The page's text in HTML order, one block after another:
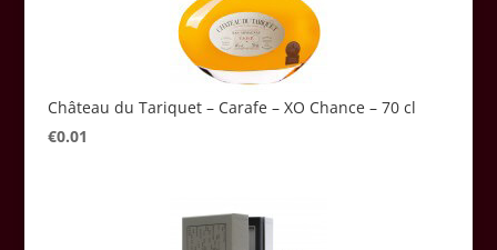
Château du Tariquet – Carafe – XO Chance – 70 cl
€0.01